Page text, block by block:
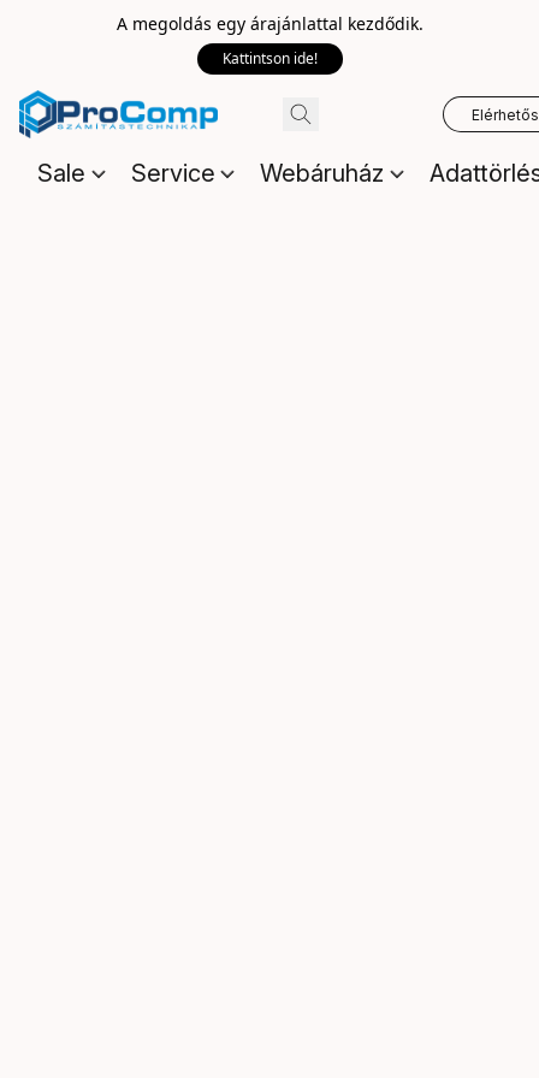
A megoldás egy árajánlattal kezdődik.
Kattintson ide!
Sale Service Webáruház